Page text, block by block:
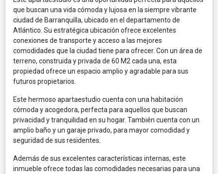
que buscan una vida cómoda y lujosa en la siempre vibrante
ciudad de Barranquilla, ubicado en el departamento de
Atlántico. Su estratégica ubicación ofrece excelentes
conexiones de transporte y acceso a las mejores
comodidades que la ciudad tiene para ofrecer. Con un área de
terreno, construida y privada de 60 M2 cada una, esta
propiedad ofrece un espacio amplio y agradable para sus
futuros propietarios.
Este hermoso apartaestudio cuenta con una habitación
cómoda y acogedora, perfecta para aquellos que buscan
privacidad y tranquilidad en su hogar. También cuenta con un
amplio baño y un garaje privado, para mayor comodidad y
seguridad de sus residentes.
Además de sus excelentes características internas, este
inmueble ofrece todas las comodidades necesarias para una